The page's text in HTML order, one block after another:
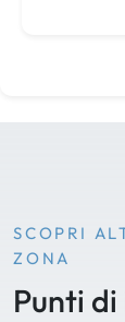
SCOPRI
ZONA
Punti